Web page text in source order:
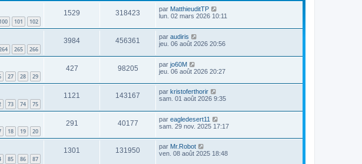
100 101 102
1529 318423 par MatthieuditTP
lun. 02 mars 2026 10:11
265 266
3984 456361 par audiris
jeu. 06 août 2026 20:56
27 28 29
427 98205 par jo60M
jeu. 06 août 2026 20:27
73 74 75
1121 143167 par kristoferthorir
sam. 01 août 2026 9:35
18 19 20
291 40177 par eagledesert11
sam. 29 nov. 2025 17:17
85 86 87
1301 131950 par Mr.Robot
ven. 08 août 2025 18:48